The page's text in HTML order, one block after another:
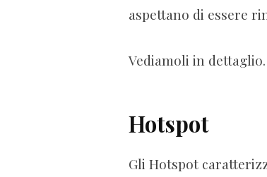
aspettano di essere
Vediamoli in dettaglio.
Hotspot
Gli Hotspot